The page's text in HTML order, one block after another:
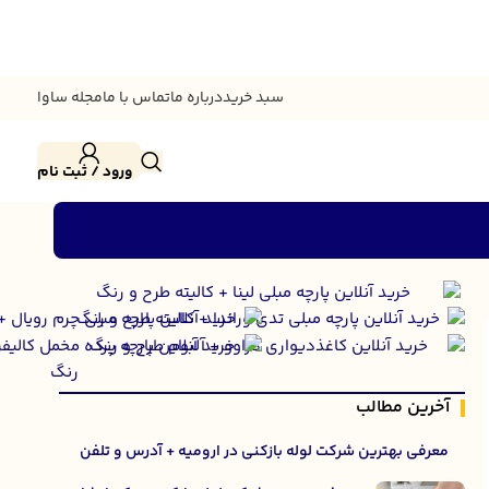
سبد خریددرباره ماتماس با مامجله ساوا
ورود / ثبت نام
آخرین مطالب
معرفی بهترین شرکت لوله بازکنی در ارومیه + آدرس و تلفن